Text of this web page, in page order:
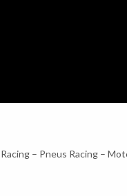
– Pneus Racing –